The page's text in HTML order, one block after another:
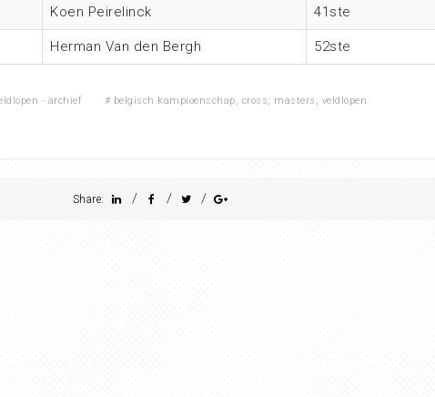
Koen Peirelinck 41ste
Herman Van den Bergh 52ste
- archief # belgisch kampioenschap, cross, masters , veldlopen
Share: / / /